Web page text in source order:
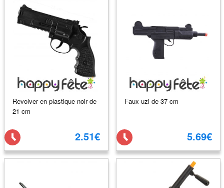
Revolver en plastique noir de
21 cm
2.51€
Faux uzi de 37 cm
5.69€